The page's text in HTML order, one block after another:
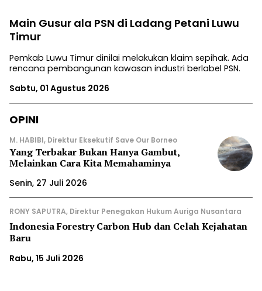
Main Gusur ala PSN di Ladang Petani Luwu
Timur
Pemkab Luwu Timur dinilai melakukan klaim sepihak. Ada
rencana pembangunan kawasan industri berlabel PSN.
Sabtu, 01 Agustus 2026
OPINI
M. HABIBI, Direktur Eksekutif Save Our Borneo
Yang Terbakar Bukan Hanya Gambut,
Melainkan Cara Kita Memahaminya
Senin, 27 Juli 2026
RONY SAPUTRA, Direktur Penegakan Hukum Auriga Nusantara
Indonesia Forestry Carbon Hub dan Celah Kejahatan
Baru
Rabu, 15 Juli 2026